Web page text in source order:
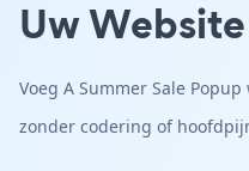
Uw Website
Voeg A Summer Sale
zonder codering of